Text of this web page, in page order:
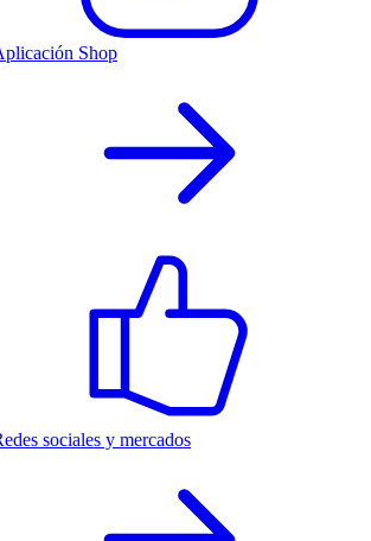
Shop
sociales y mercados